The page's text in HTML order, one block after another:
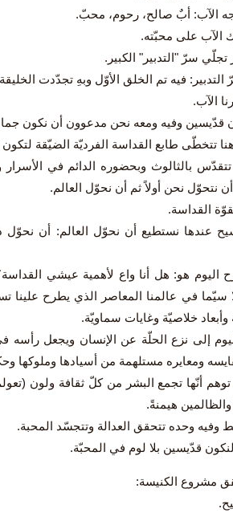
الآب: أبٌ صالح، رحوم، محبّ.
الآب على محبّته.
سرّ "التدبير" الكبير.
فيه تم الخلق الأوّل وبهِ تجدّدت
الآب.
قدّيسين وفيه ومعه نحن مدعوون أن نكون
تتخطّى طابع القداسة الفرديّة الضيّقة
بالثالوث وبحضوره الدائم في الأسرار
نتحوّل نحن أولاً ثم أن نحوّل العالم.
القداسة.
عندها نستطيع أن نحوّل العالم: أن نحوّل
اليوم هو: هل أنا واع لأهمية عيشي
سيّما في عالمنا المعاصر الذي يطرح
خلاصيّة وغايات سماويّة.
إلى نزع الحلّة عن الإنسان ويجعل
ومعايره مستلهمة من أسيادها وملوكها
أنّها تجمع البشر من كلّ ثقافة ولون
هيمنةً.
وحده تتحقق العدالة وتتجسّد المحبة.
قدّيسين بلا لوم في المحبّة.
مشروع الكنيسة: